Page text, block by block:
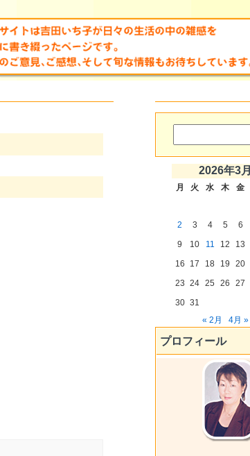
2026年3月
月 火 水 木 金
2
3 4 5 6
9
10 11 12 13
16
17 18 19 20
23 24 25 26 27
30 31
« 2月
4月 »
プロフィール